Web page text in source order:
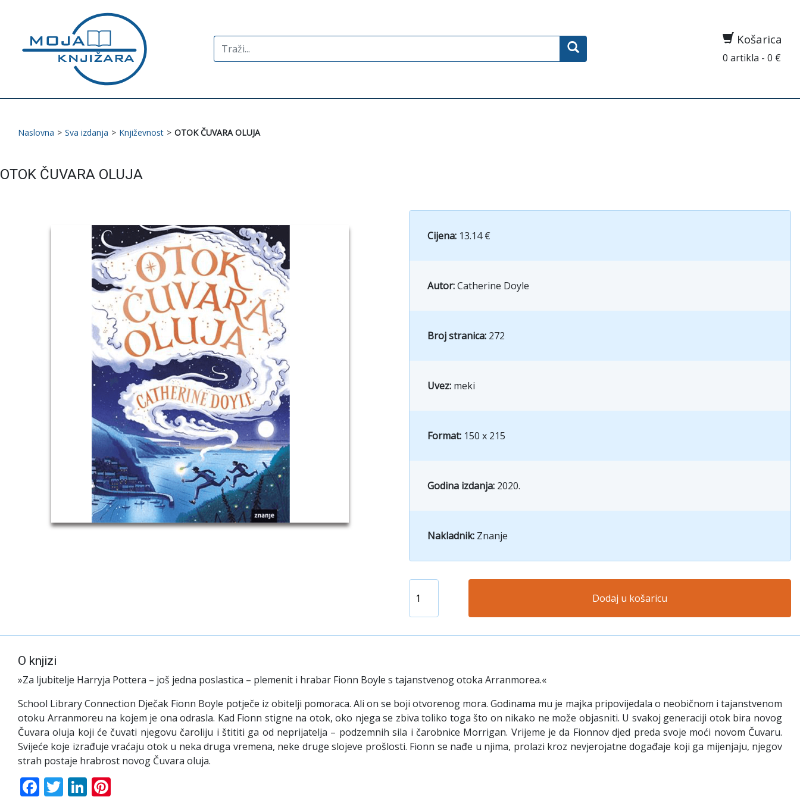
Search
for:
Košarica
0 artikla - 0 €
Naslovna > Sva izdanja > Književnost > OTOK ČUVARA OLUJA
OTOK ČUVARA OLUJA
Cijena: 13.14 €
Autor:Catherine Doyle
Broj stranica: 272
Uvez: meki
Format: 150 x 215
Godina izdanja: 2020.
Nakladnik: Znanje
Dodaj u košaricu
O knjizi
»Za ljubitelje Harryja Pottera – još jedna poslastica – plemenit i hrabar Fionn Boyle s tajanstvenog otoka Arranmorea.«
School Library Connection Dječak Fionn Boyle potječe iz obitelji pomoraca. Ali on se boji otvorenog mora. Godinama mu je majka pripovijedala o neobičnom i tajanstvenom
otoku Arranmoreu na kojem je ona odrasla. Kad Fionn stigne na otok, oko njega se zbiva toliko toga što on nikako ne može objasniti. U svakoj generaciji otok bira novog
Čuvara oluja koji će čuvati njegovu čaroliju i štititi ga od neprijatelja – podzemnih sila i čarobnice Morrigan. Vrijeme je da Fionnov djed preda svoje moći novom Čuvaru.
Svijeće koje izrađuje vraćaju otok u neka druga vremena, neke druge slojeve prošlosti. Fionn se nađe u njima, prolazi kroz nevjerojatne događaje koji ga mijenjaju, njegov
strah postaje hrabrost novog Čuvara oluja.
Facebook
TwitterLinkedIn